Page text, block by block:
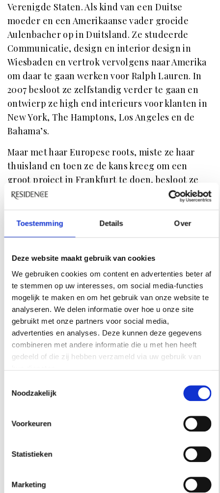
Toestemming Details Over
Deze website maakt gebruik van cookies
We gebruiken cookies om content en advertenties beter af
te stemmen op uw interesses, om social media-functies
mogelijk te maken en om het gebruik van onze website te
analyseren. We delen informatie over hoe u onze site
gebruikt met onze partners voor social media,
advertenties en analyses. Deze kunnen deze gegevens
combineren met andere informatie die u met hen heeft
gedeeld of die zij hebben verzameld via uw gebruik van
Noodzakelijk
Voorkeuren
Statistieken
Marketing
Verenigde Staten. Als kind van een Duitse
moeder en een Amerikaanse vader groeide
Aulenbacher op in Duitsland. Ze studeerde
Communicatie, design en interior design in
Wiesbaden en vertrok vervolgens naar Amerika
om daar te gaan werken voor Ralph Lauren. In
2007 besloot ze zelfstandig verder te gaan en
ontwierp ze high end interieurs voor klanten in
New York, The Hamptons, Los Angeles en de
Bahama’s.
Maar met haar Europese roots, miste ze haar
thuisland en toen ze de kans kreeg om een
groot project in Frankfurt te doen, besloot ze
terug te keren. Nu verdeelt ze haar tijd tussen
Frankfurt en Italië en geniet ze telkens weer
van de serene sfeer in het appartement: ‘In de
ochtend is het zonlicht in combinatie met het
de roze muren een gevoel van geluk oproept –
dat is onbeschrijfelijk! Dit is mijn happy home.’
Naast het bed, een eigen ontwerp van Julia Aulenbacher, hangen
lampen van het Deense Ebb & Flow. Op het antieke nachtkastje staat
verkrijgbaar
Fotografie: Alessandra